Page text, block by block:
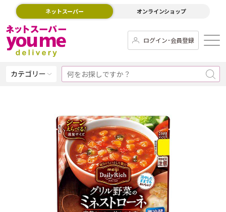
ネットスーパー オンラインショップ
ログイン･会員登録
カテゴリー